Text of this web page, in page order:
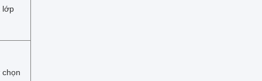
lớp
chọn